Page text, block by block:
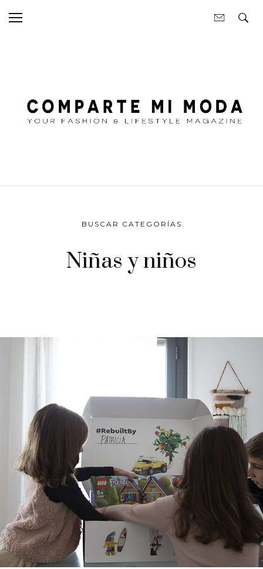
BUSCAR CATEGORÍAS
Niñas y niños